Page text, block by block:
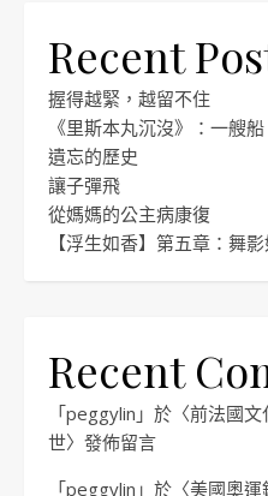
Recent
握得越緊，越留不住
《里斯本丸沉沒》：一艘
遺忘的歷史
讓子彈飛
從媽媽的公主病康復
【浮生如香】第五章：舞
Recent
「peggylin 」於〈前法國文
世〉發佈留言
「peggylin 」於〈美國奧運